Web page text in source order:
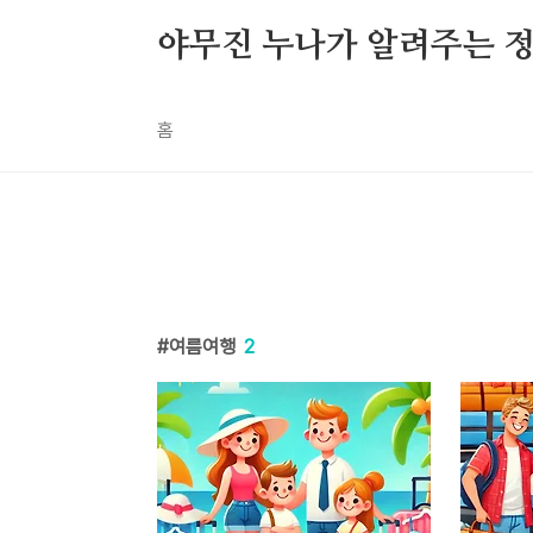
야무진 누나가 알려주는
홈
여름여행 2